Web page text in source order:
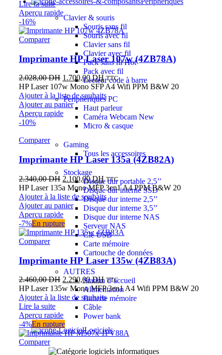
Clavier & souris
Souris sans fil
Souris avec fil
Clavier sans fil
Clavier avec fil
Pack sans filHot
Pack avec fil
Lecteur code à barre
Périphériques PC
Haut parleur
Caméra Webcam New
Micro & casque
Gaming
Tous les accessoires
Stockage
Disque dur portable 2,5’’
Disque dur interne SSD
Disque dur interne 2,5’’
Disque dur interne 3,5’’
Disque dur interne NAS
Serveur NAS
Clé USB
Carte mémoire
Cartouche de données
AUTRES
Station d’accueil
Alimentation
Batterie mémoire
Câble
Power bank
Logiciels
Lire la suite
Aperçu rapide
-16%
Comparer
Imprimante HP Laser 107w (4ZB78A)
2.028,00DH 1.700,00DH TTC
HP Laser 107w Mono SFP A4 Wifi PPM B&W 20
Ajouter à la liste de souhaits
Ajouter au panier
Aperçu rapide
-10%
Comparer
Imprimante HP Laser 135a (4ZB82A)
2.340,00DH 2.100,00DH TTC
HP Laser 135a Mono MFP 3en1 A4 PPM B&W 20
Ajouter à la liste de souhaits
Ajouter au panier
Aperçu rapide
-7%En rupture
Comparer
Imprimante HP Laser 135w (4ZB83A)
2.460,00DH 2.290,00DH TTC
HP Laser 135w Mono MFP 3en1 A4 Wifi PPM B&W 20
Ajouter à la liste de souhaits
Lire la suite
Aperçu rapide
-4%En rupture
Comparer